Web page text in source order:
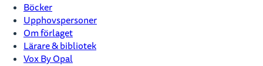
Böcker
Upphovspersoner
Om förlaget
Lärare & bibliotek
Vox By Opal